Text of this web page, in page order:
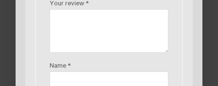
Your review*
Name*